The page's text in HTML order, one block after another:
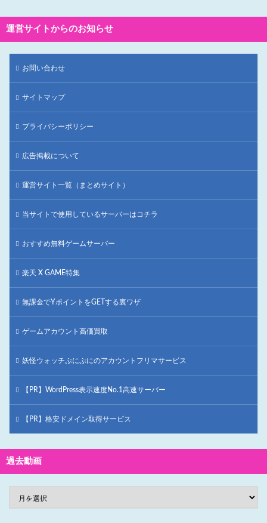
運営サイトからのお知らせ
お問い合わせ
サイトマップ
プライバシーポリシー
広告掲載について
運営サイト一覧（まとめサイト）
当サイトで使用しているサーバーはコチラ
おすすめ無料ゲームサーバー
楽天 X GAME特集
無課金でYポイントをGETする裏ワザ
ゲームアカウント高価買取
妖怪ウォッチぷにぷにのアカウントフリマサービス
【PR】WordPress表示速度No.1高速サーバー
【PR】格安ドメイン取得サービス
過去動画